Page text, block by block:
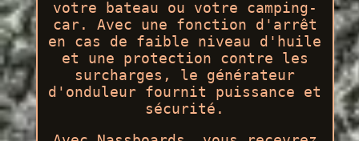
votre bateau ou votre camping-
car. Avec une fonction d'arrêt
en cas de faible niveau d'huile
et une protection contre les
surcharges, le générateur
d'onduleur fournit puissance et
sécurité.